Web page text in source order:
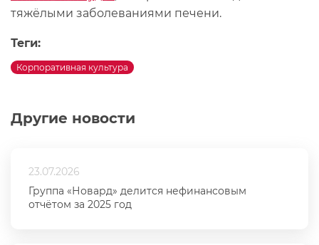
Другие новости
23.07.2026
Группа «Новард» делится нефинансовым
отчётом за 2025 год
тяжёлыми заболеваниями печени.
Теги:
Корпоративная культура